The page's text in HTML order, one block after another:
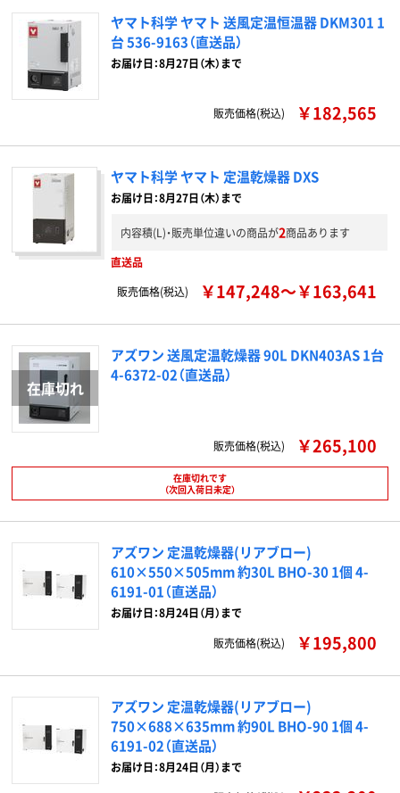
ヤマト科学 ヤマト 送風定温恒温器 DKM301 1
台 536-9163（直送品）
お届け日：8月27日（木）まで
販売価格(税込) ￥182,565
ヤマト科学 ヤマト 定温乾燥器 DXS
お届け日：8月27日（木）まで
内容積(L)・販売単位違いの商品が2商品あります
直送品
販売価格(税込)
￥147,248～￥163,641
アズワン 送風定温乾燥器 90L DKN403AS 1台
4-6372-02（直送品）
販売価格(税込) ￥265,100
在庫切れです
（次回入荷日未定）
アズワン 定温乾燥器(リアブロー)
610×550×505mm 約30L BHO-30 1個 4-
6191-01（直送品）
お届け日：8月24日（月）まで
販売価格(税込)
￥195,800
アズワン 定温乾燥器(リアブロー)
750×688×635mm 約90L BHO-90 1個 4-
6191-02（直送品）
お届け日：8月24日（月）まで